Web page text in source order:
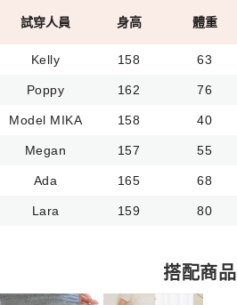
試穿人員 身高 體重
Kelly 158 63
Poppy 162 76
Model MIKA 158 40
Megan 157 55
Ada 165 68
Lara 159 80
搭配商品